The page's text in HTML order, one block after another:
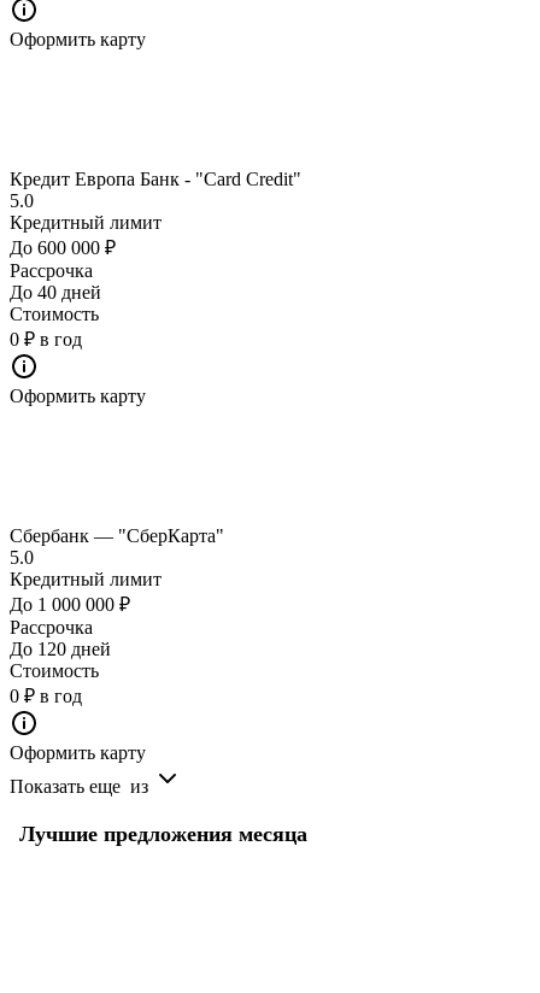
Оформить карту
Кредит Европа Банк - "Card Credit"
5.0
Кредитный лимит
До 600 000 ₽
Рассрочка
До 40 дней
Стоимость
0 ₽ в год
Оформить карту
Сбербанк — "СберКарта"
5.0
Кредитный лимит
До 1 000 000 ₽
Рассрочка
До 120 дней
Стоимость
0 ₽ в год
Оформить карту
Показать еще из
Лучшие предложения месяца